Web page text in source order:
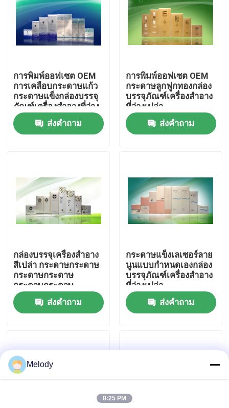
บ้าน
เกี่ยวกับเรา
ทัวร์โรงงาน
ติดต่อเรา
ขอทุน
ขวดแก้วเครื่องสำอาง
การพิมพ์ออฟเซต OEM
การเคลือบกระดาษแก้ว
กระดาษแข็งกล่องบรรจุ
ภัณฑ์เครื่องสำอางที่ว่าง
เปล่า
ส่งคำถาม
การพิมพ์ออฟเซต OEM
กระดาษลูกฟูกทองกล่อง
บรรจุภัณฑ์เครื่องสำอาง
ที่ว่างเปล่า
ส่งคำถาม
กล่องบรรจุเครื่องสําอาง
สีเปล่า กระดาษกระดาษ
กระดาษกระดาษ
กระดาษกระดาษ
กระดาษกระดาษ
กระดาษกระดาษ
กระดาษกระดาษ
ส่งคำถาม
กระดาษแข็งเลเซอร์ลาย
นูนแบบกำหนดเองกล่อง
บรรจุภัณฑ์เครื่องสำอาง
ที่ว่างเปล่า
ส่งคำถาม
Melody
8:25 PM